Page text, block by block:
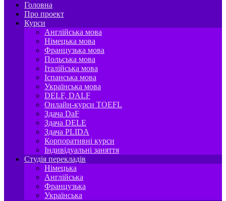
Головна
Про проект
Курси
Англійська мова
Німецька мова
Французька мова
Польська мова
Італійська мова
Іспанська мова
Українська мова
DELF, DALF
Онлайн-курси TOEFL
Здача DaF
Здача DELE
Здача PLIDA
Корпоративні курси
Індивідуальні заняття
Студія перекладів
Німецька
Англійська
Французька
Українська